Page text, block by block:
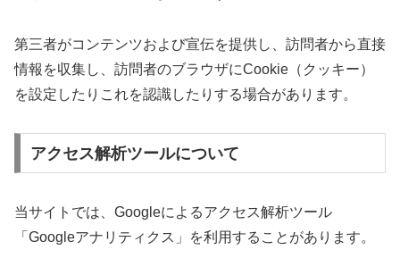
第三者がコンテンツおよび宣伝を提供し、訪問者から直接
情報を収集し、訪問者のブラウザにCookie（クッキー）
を設定したりこれを認識したりする場合があります。
アクセス解析ツールについて
当サイトでは、Googleによるアクセス解析ツール
「Googleアナリティクス」を利用することがあります。